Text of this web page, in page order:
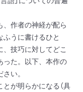
作者の神経が配ら
うに書けるひと
技巧に対してどこ
った。以下、本作の
い。
が明らかになる（具